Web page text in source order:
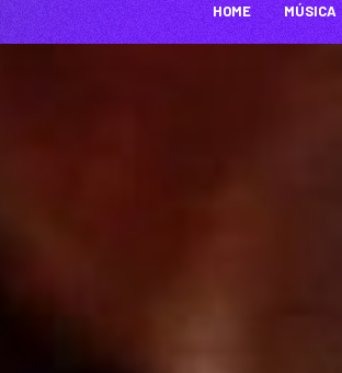
HOME MÚSICA